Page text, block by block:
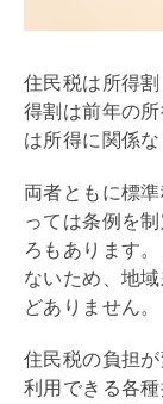
住民税は所得
得割は前年の
は所得に関係
両者ともに標
っては条例を
ろもあります
ないため、地
どありません。
住民税の負担
利用できる各